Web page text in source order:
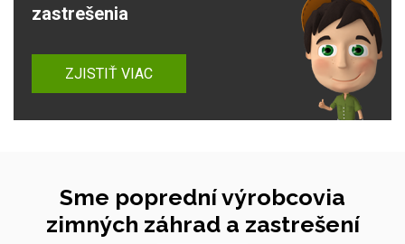
zastrešenia
ZJISTIŤ VIAC
Sme poprední výrobcovia
zimných záhrad a zastrešení